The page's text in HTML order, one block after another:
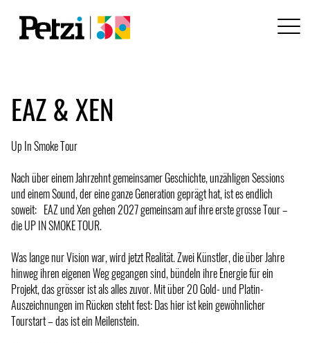
EAZ & XEN
Up In Smoke Tour
Nach über einem Jahrzehnt gemeinsamer Geschichte, unzähligen Sessions
und einem Sound, der eine ganze Generation geprägt hat, ist es endlich
soweit: EAZ und Xen gehen 2027 gemeinsam auf ihre erste grosse Tour –
die UP IN SMOKE TOUR.
Was lange nur Vision war, wird jetzt Realität. Zwei Künstler, die über Jahre
hinweg ihren eigenen Weg gegangen sind, bündeln ihre Energie für ein
Projekt, das grösser ist als alles zuvor. Mit über 20 Gold- und Platin-
Auszeichnungen im Rücken steht fest: Das hier ist kein gewöhnlicher
Tourstart – das ist ein Meilenstein.